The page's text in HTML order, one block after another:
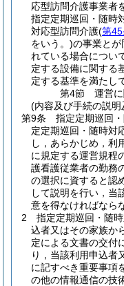
応型訪問介護事業者
指定定期巡回・随時
対応型訪問介護(第45
をいう。)の事業とが
れている場合につい
定する設備に関する
定する基準を満たし
第4節
運営
(内容及び手続の説明
第9条
指定定期巡回
定定期巡回・随時対
し，あらかじめ，利
に規定する運営規程
護看護従業者の勤務
の選択に資すると認
して説明を行い，当
意を得なければなら
2
指定定期巡回・随
込者又はその家族か
定による文書の交付
り，当該利用申込者
に記すべき重要事項
の他の情報通信の技